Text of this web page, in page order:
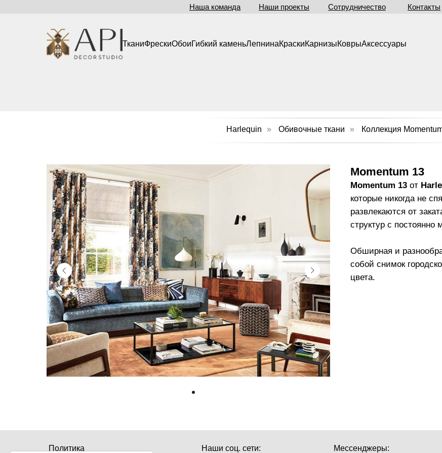
Наша команда Наши проекты Сотрудничество Контакты
ТканиФрескиОбоиГибкий каменьЛепнинаКраскиКарнизыКоврыАксессуары
Harlequin » Обивочные ткани » Коллекция
Momentum 13
Momentum 13 от
которые никогда не
развлекаются от
структур с
Обширная и
собой снимок
цвета.
Наши соц. сети: Мессенджеры:
Политика